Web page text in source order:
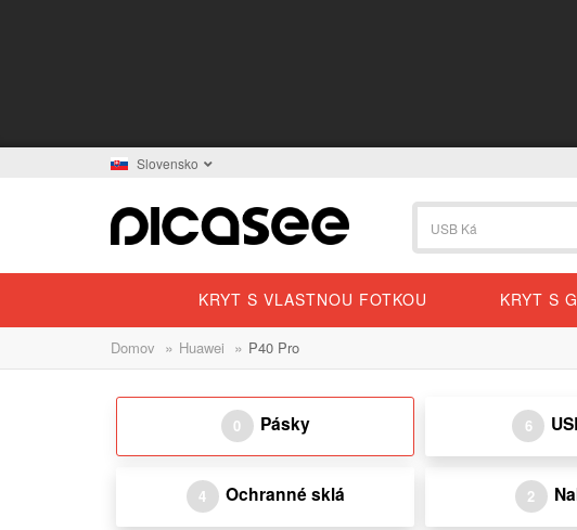
Slovensko
KRYT S VLASTNOU FOTKOU KRYT S
Domov » Huawei » P40 Pro
0 Pásky 6
4 Ochranné sklá 2